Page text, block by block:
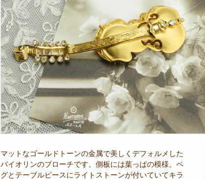
マットなゴールドトーンの金属で美しくデフォルメした
バイオリンのブローチです。側板には葉っぱの模様。ペ
グとテーブルピースにライトストーンが付いていてキラ